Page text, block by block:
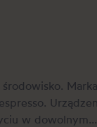
w dowolnym...